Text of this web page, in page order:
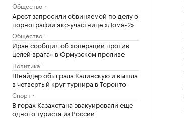
Общество
Арест запросили обвиняемой по делу о
порнографии экс-участнице «Дома-2»
Общество
Иран сообщил об «операции против
целей врага» в Ормузском проливе
Политика
Шнайдер обыграла Калинскую и вышла
в четвертый круг турнира в Торонто
Спорт
В горах Казахстана эвакуировали еще
одного туриста из России